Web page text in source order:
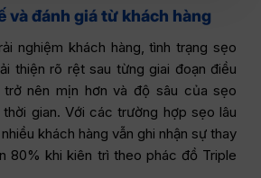
và đánh giá từ khách hàng
nghiệm khách hàng, tình trạng sẹo
thiện rõ rệt sau từng giai đoạn điều
nên mịn hơn và độ sâu của sẹo
gian. Với các trường hợp sẹo lâu
khách hàng vẫn ghi nhận sự thay
80% khi kiên trì theo phác đồ Triple